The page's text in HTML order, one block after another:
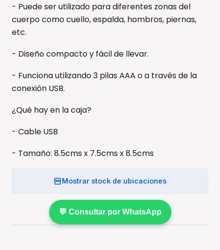
- Puede ser utilizado para diferentes zonas del
cuerpo como cuello, espalda, hombros, piernas,
etc.
- Diseño compacto y fácil de llevar.
- Funciona utilizando 3 pilas AAA o a través de la
conexión USB.
¿Qué hay en la caja?
- Cable USB
- Tamaño: 8.5cms x 7.5cms x 8.5cms
Mostrar stock de ubicaciones
💬 Consultar por WhatsApp